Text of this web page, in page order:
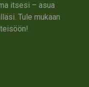
itsesi – asua
Tule mukaan